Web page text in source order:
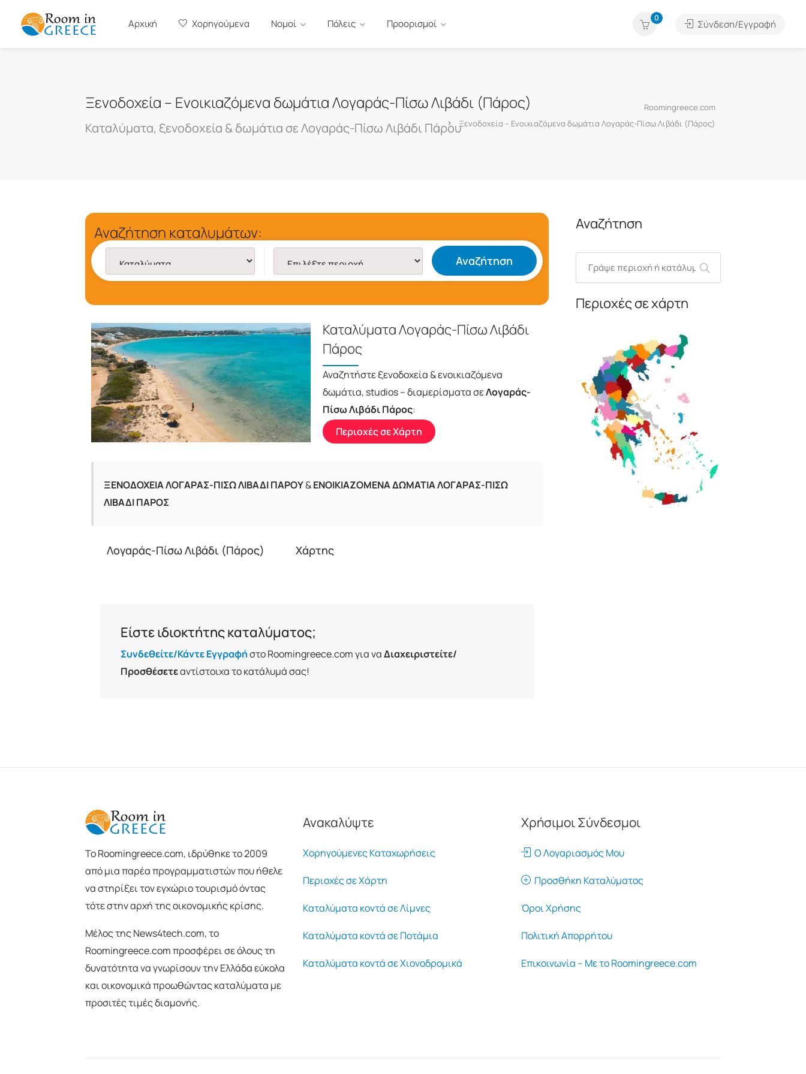
Αρχική Χορηγούμενα Νομοί Πόλεις Προορισμοί 0
Σύνδεση/Εγγραφή
Ξενοδοχεία – Ενοικιαζόμενα δωμάτια Λογαράς-Πίσω Λιβάδι (Πάρος)
Καταλύματα, ξενοδοχεία & δωμάτια σε Λογαράς-Πίσω Λιβάδι Πάρου
Roomingreece.com
Ξενοδοχεία – Ενοικιαζόμενα δωμάτια Λογαράς-Πίσω Λιβάδι (Πάρος)
Αναζήτηση καταλυμάτων:
Αναζήτηση
Καταλύματα Λογαράς-Πίσω Λιβάδι
Πάρος
Αναζητήστε ξενοδοχεία & ενοικιαζόμενα
δωμάτια, studios – διαμερίσματα σεΛογαράς-
Πίσω Λιβάδι Πάρος:
Περιοχές σε Χάρτη
ΞΕΝΟΔΟΧΕΙΑ ΛΟΓΑΡΑΣ-ΠΙΣΩ ΛΙΒΑΔΙ ΠΑΡΟΥ&ΕΝΟΙΚΙΑΖΟΜΕΝΑ ΔΩΜΑΤΙΑ ΛΟΓΑΡΑΣ-ΠΙΣΩ
ΛΙΒΑΔΙ ΠΑΡΟΣ
Λογαράς-Πίσω Λιβάδι (Πάρος) Χάρτης
Είστε ιδιοκτήτης καταλύματος;
Συνδεθείτε/Κάντε Εγγραφήστο Roomingreece.com για ναΔιαχειριστείτε/
Προσθέσετεαντίστοιχα το κατάλυμά σας!
Αναζήτηση
Περιοχές σε χάρτη
To Roomingreece.com, ιδρύθηκε το 2009
από μια παρέα προγραμματιστών που ήθελε
να στηρίξει τον εγχώριο τουρισμό όντας
τότε στην αρχή της οικονομικής κρίσης.
Μέλος της News4tech.com, το
Roomingreece.com προσφέρει σε όλους τη
δυνατότητα να γνωρίσουν την Ελλάδα εύκολα
και οικονομικά προωθώντας καταλύματα με
προσιτές τιμές διαμονής.
Ανακαλύψτε
Χορηγούμενες Καταχωρήσεις
Περιοχές σε Χάρτη
Καταλύματα κοντά σε Λίμνες
Καταλύματα κοντά σε Ποτάμια
Καταλύματα κοντά σε Χιονοδρομικά
Χρήσιμοι Σύνδεσμοι
Ο Λογαριασμός Μου
Προσθήκη Καταλύματος
Όροι Χρήσης
Πολιτική Απορρήτου
Επικοινωνία – Με το Roomingreece.com